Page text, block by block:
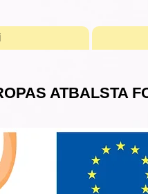
ATBALSTA